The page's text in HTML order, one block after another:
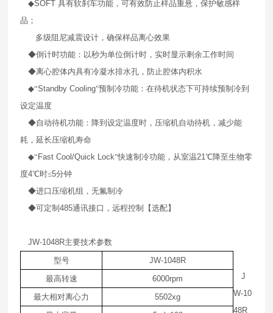
◆SOFT具有软刹车功能，可有效防止样品重悬，保护敏感样
品；
多级阻尼减震设计，确保样品离心效果
◆倒计时功能：以秒为单位倒计时，实时显示剩余工作时间
◆离心腔体内具有冷凝水排水孔，防止腔体内积水
◆“Standby Cooling"预制冷功能：在待机状态下可持续预制冷到
设定温度
◆自动待机功能：降到设定温度时，压缩机自动待机，减少能
耗，延长压缩机寿命
◆“ Fast Cool/Quick Lock"快速制冷功能，从室温21℃降至生物零
度4℃时≤5分钟
◆进口压缩机组，无氟制冷
◆可定制485通讯接口，远程控制【选配】
JW-1048R主要技术参数
型号
JW-1048R
最高转速
6000rpm
最大相对离心力
5502xg
J
W-10
48R